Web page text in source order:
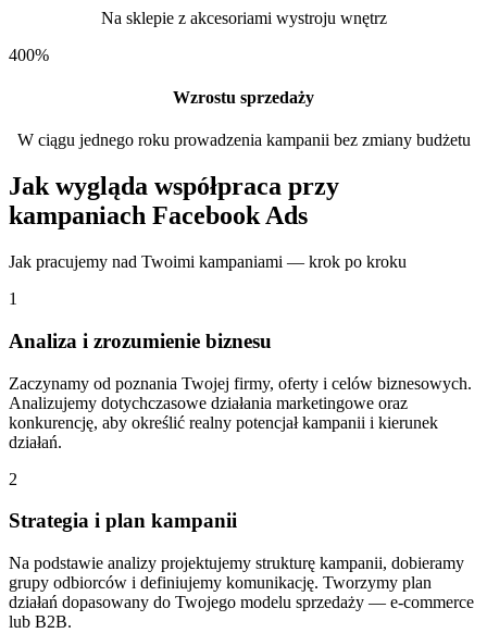
Na sklepie z akcesoriami wystroju wnętrz
400%
Wzrostu sprzedaży
W ciągu jednego roku prowadzenia kampanii bez zmiany budżetu
Jak wygląda współpraca przy
kampaniach Facebook Ads
Jak pracujemy nad Twoimi kampaniami — krok po kroku
1
Analiza i zrozumienie biznesu
Zaczynamy od poznania Twojej firmy, oferty i celów biznesowych.
Analizujemy dotychczasowe działania marketingowe oraz
konkurencję, aby określić realny potencjał kampanii i kierunek
działań.
2
Strategia i plan kampanii
Na podstawie analizy projektujemy strukturę kampanii, dobieramy
grupy odbiorców i definiujemy komunikację. Tworzymy plan
działań dopasowany do Twojego modelu sprzedaży — e-commerce
lub B2B.